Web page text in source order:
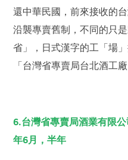
還中華民國，前來接收的
沿襲專賣舊制，不同的只
省」，日式漢字的工「場
「台灣省專賣局台北酒工廠
6.台灣省專賣局酒業有限
年6月，半年